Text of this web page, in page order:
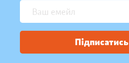
Підписатись